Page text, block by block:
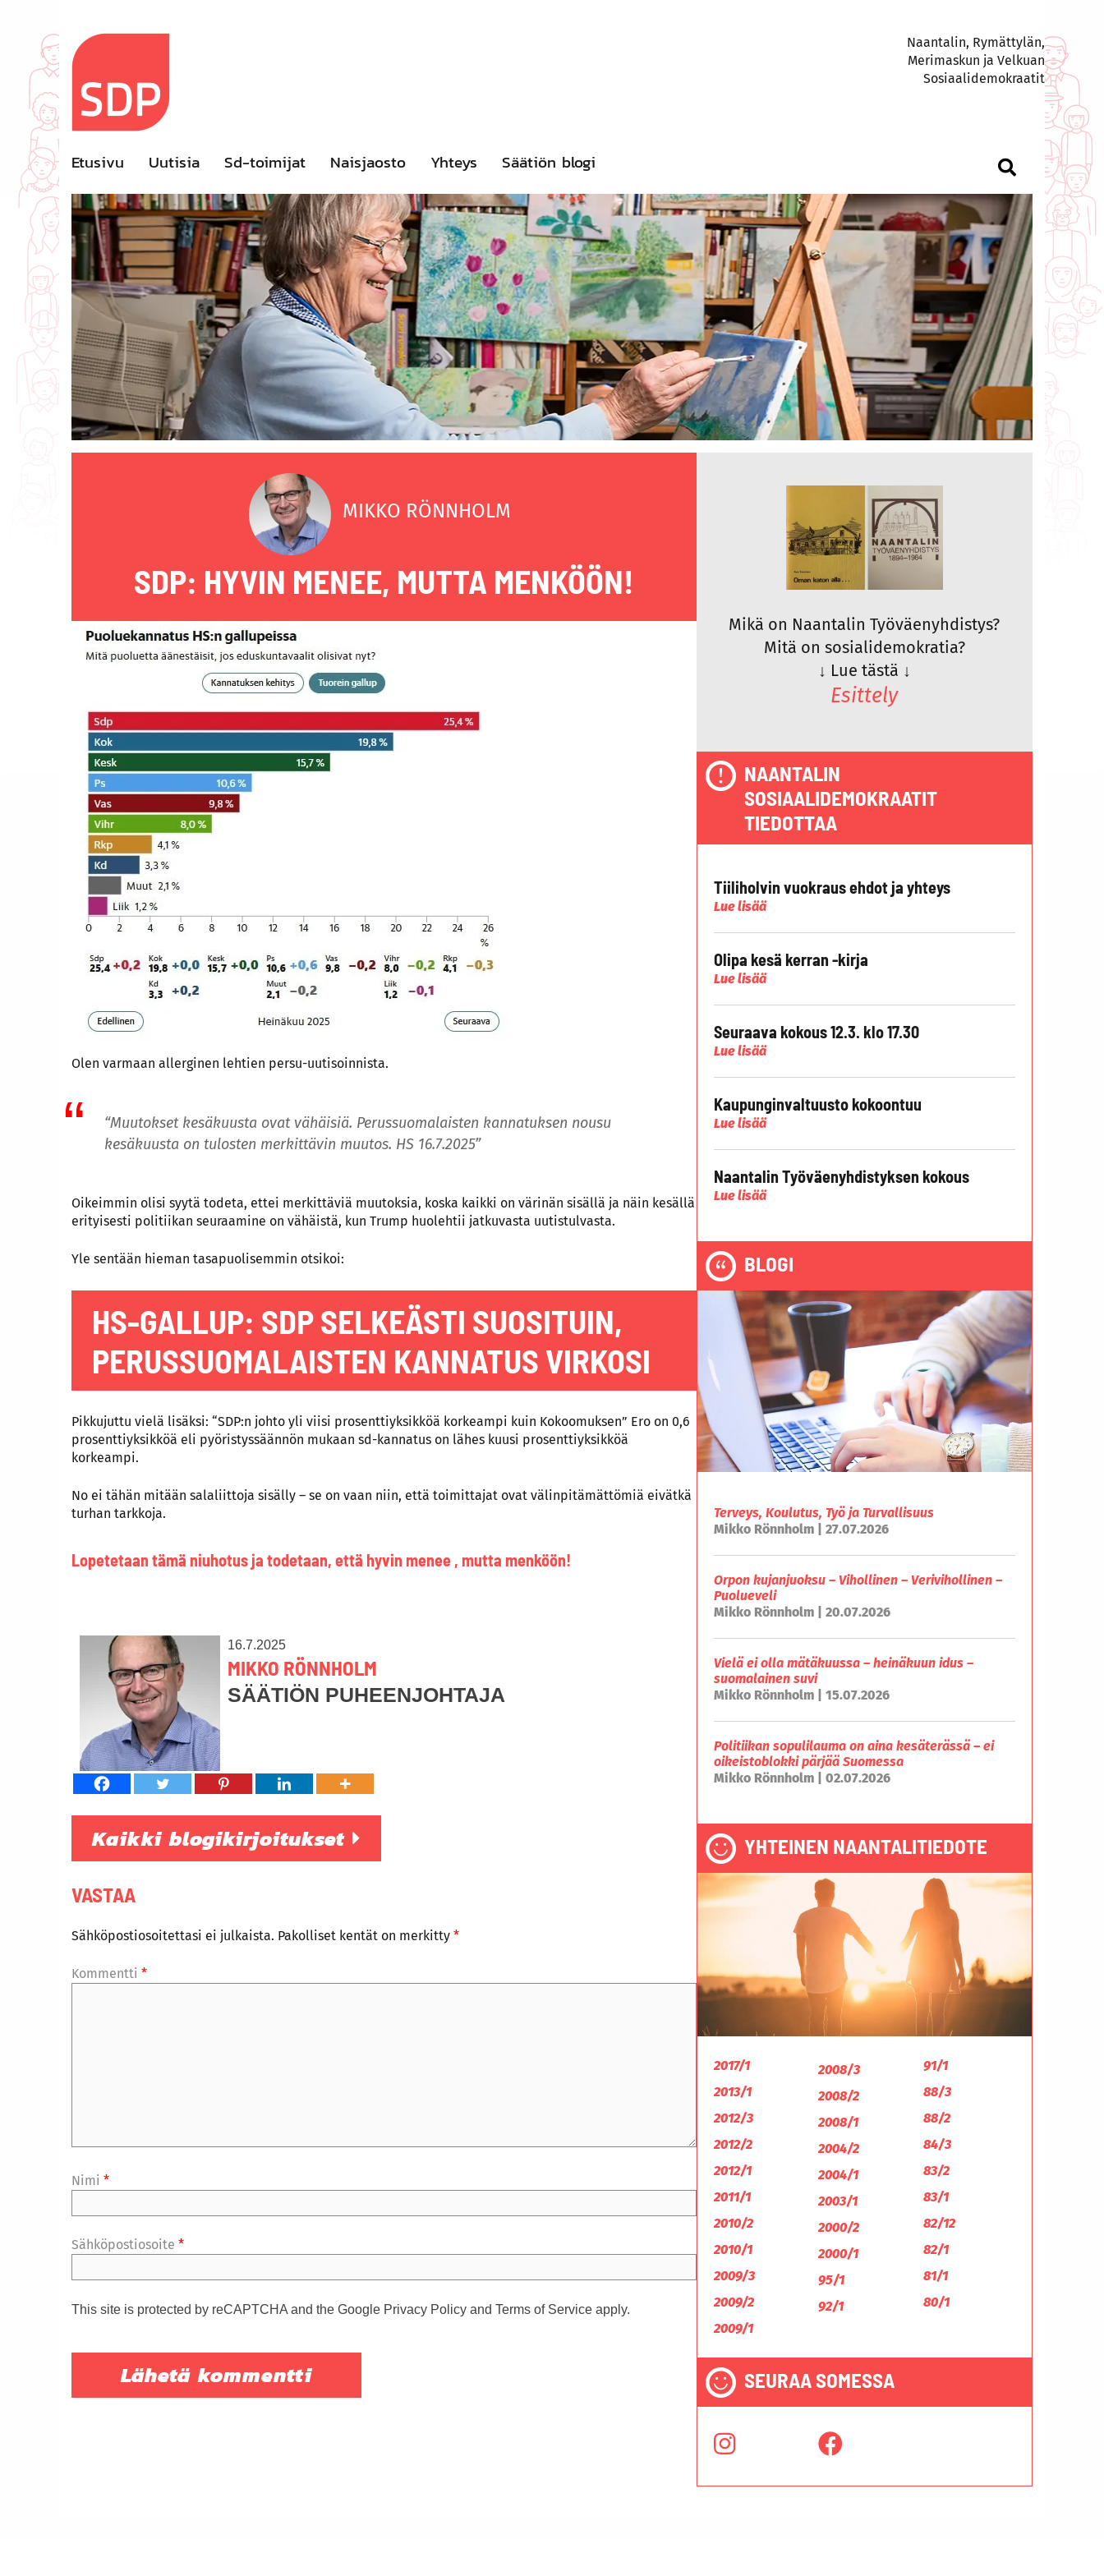
content
Naantalin, Rymättylän,
Merimaskun ja Velkuan
Sosiaalidemokraatit
Etusivu Uutisia Sd-toimijat Naisjaosto Yhteys Säätiön blogi
MIKKO RÖNNHOLM
SDP: HYVIN MENEE, MUTTA MENKÖÖN!
Olen varmaan allerginen lehtien persu-uutisoinnista.
“Muutokset kesäkuusta ovat vähäisiä. Perussuomalaisten kannatuksen nousu
kesäkuusta on tulosten merkittävin muutos. HS 16.7.2025”
Oikeimmin olisi syytä todeta, ettei merkittäviä muutoksia, koska kaikki on värinän sisällä ja näin kesällä
erityisesti politiikan seuraamine on vähäistä, kun Trump huolehtii jatkuvasta uutistulvasta.
Yle sentään hieman tasapuolisemmin otsikoi:
HS-GALLUP: SDP SELKEÄSTI SUOSITUIN,
PERUSSUOMALAISTEN KANNATUS VIRKOSI
Pikkujuttu vielä lisäksi: “SDP:n johto yli viisi prosenttiyksikköä korkeampi kuin Kokoomuksen” Ero on 0,6
prosenttiyksikköä eli pyöristyssäännön mukaan sd-kannatus on lähes kuusi prosenttiyksikköä
korkeampi.
No ei tähän mitään salaliittoja sisälly – se on vaan niin, että toimittajat ovat välinpitämättömiä eivätkä
turhan tarkkoja.
Lopetetaan tämä niuhotus ja todetaan, että hyvin menee , mutta menköön!
16.7.2025
MIKKO RÖNNHOLM
SÄÄTIÖN PUHEENJOHTAJA
Kaikki blogikirjoitukset
VASTAA
Sähköpostiosoitettasi ei julkaista. Pakolliset kentät on merkitty *
Kommentti *
Nimi *
Sähköpostiosoite *
This site is protected by reCAPTCHA and the Google Privacy Policy and Terms of Service apply.
Mikä on Naantalin Työväenyhdistys?
Mitä on sosialidemokratia?
↓ Lue tästä ↓
Esittely
NAANTALIN
SOSIAALIDEMOKRAATIT
TIEDOTTAA
Tiiliholvin vuokraus ehdot ja yhteys
Lue lisää
Olipa kesä kerran -kirja
Lue lisää
Seuraava kokous 12.3. klo 17.30
Lue lisää
Kaupunginvaltuusto kokoontuu
Lue lisää
Naantalin Työväenyhdistyksen kokous
Lue lisää
BLOGI
Terveys, Koulutus, Työ ja Turvallisuus
Mikko Rönnholm | 27.07.2026
Orpon kujanjuoksu – Vihollinen – Verivihollinen –
Puolueveli
Mikko Rönnholm | 20.07.2026
Vielä ei olla mätäkuussa – heinäkuun idus –
suomalainen suvi
Mikko Rönnholm | 15.07.2026
Politiikan sopulilauma on aina kesäterässä – ei
oikeistoblokki pärjää Suomessa
Mikko Rönnholm | 02.07.2026
YHTEINEN NAANTALITIEDOTE
2017/1
2013/1
2012/3
2012/2
2012/1
2011/1
2010/2
2010/1
2009/3
2009/2
2009/1
2008/3
2008/2
2008/1
2004/2
2004/1
2003/1
2000/2
2000/1
95/1
92/1
91/1
88/3
88/2
84/3
83/2
83/1
82/12
82/1
81/1
80/1
SEURAA SOMESSA